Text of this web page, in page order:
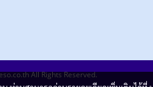
All Rights Reserved.